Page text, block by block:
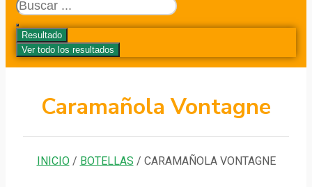
...
Resultado
Ver todo los resultados
Caramañola Vontagne
INICIO/ BOTELLAS / CARAMAÑOLA VONTAGNE